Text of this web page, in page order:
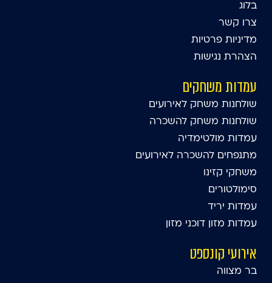
בלוג
צרו קשר
מדיניות פרטיות
הצהרת נגישות
עמדות משחקים
שולחנות משחק לאירועים
שולחנות משחק להשכרה
עמדות מולטימדיה
מתנפחים להשכרה לאירועים
משחקי קזינו
סימולטורים
עמדות יריד
עמדות מזון דוכני מזון
אירועי קונספט
בר מצווה